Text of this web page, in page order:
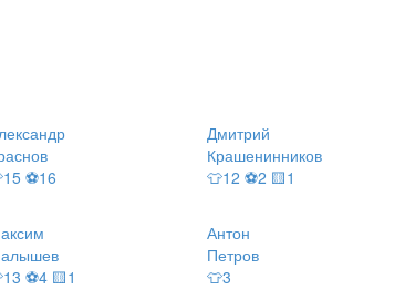
⚽16
Дмитрий
Крашенинников
👕12 ⚽2 🟨1
⚽4 🟨1
Антон
Петров
👕3